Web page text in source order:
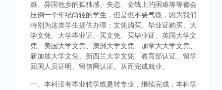
难、异国他乡的孤独感、失恋、金钱上的困难等等都会
压倒一个年纪尚轻的学生，但是也不要气馁，因为我们
特别为这类学生提供办理：文凭购买、毕业证购买、大
学文凭、大学毕业证、买文凭、买毕业证、英国大学文
凭、美国大学文凭、澳洲大学文凭、加拿大大学文凭、
新加坡大学文凭、新西兰大学文凭、教育部认证、留学
回国人员证明、留信网认证。从而完成就业。
一、本科没有毕业转学或是转专业，继续完成，本科学